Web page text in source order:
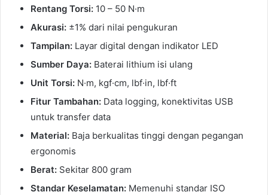
Rentang Torsi: 10 – 50 N·m
Akurasi: ±1% dari nilai pengukuran
Tampilan: Layar digital dengan indikator LED
Sumber Daya: Baterai lithium isi ulang
Unit Torsi: N·m, kgf·cm, lbf·in, lbf·ft
Fitur Tambahan: Data logging, konektivitas USB
untuk transfer data
Material: Baja berkualitas tinggi dengan pegangan
ergonomis
Berat: Sekitar 800 gram
Standar Keselamatan: Memenuhi standar ISO